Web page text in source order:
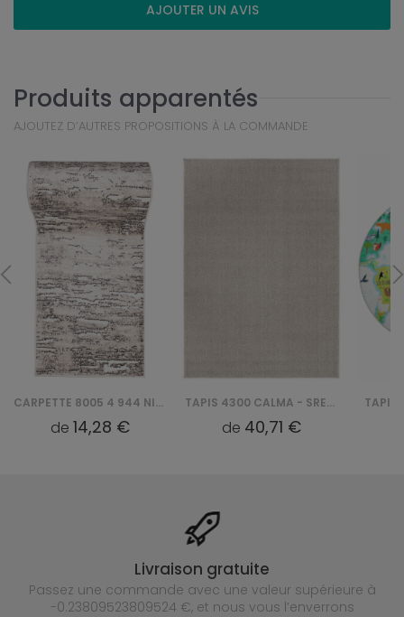
AJOUTER UN AVIS
Produits apparentés
AJOUTEZ D’AUTRES PROPOSITIONS À LA COMMANDE
CARPETTE 8005 4 944 NIL CHODNIK
de 14,28 €
TAPIS 4300 CALMA - SREBRNY
de 40,71 €
TAPIS
Livraison gratuite
Passez une commande avec une valeur supérieure à
-0.23809523809524 €, et nous vous l’enverrons